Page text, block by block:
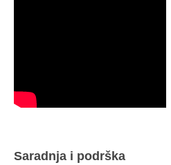
Saradnja i podrška